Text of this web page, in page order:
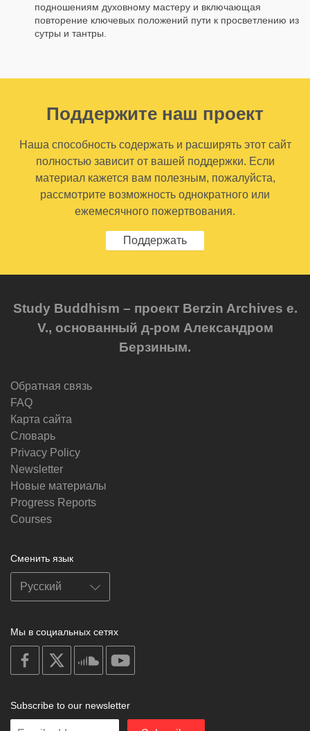
подношениям духовному мастеру и включающая
повторение ключевых положений пути к просветлению из
сутры и тантры.
Поддержите наш проект
Наша способность содержать и расширять этот сайт
полностью зависит от вашей поддержки. Если
материал кажется вам полезным, пожалуйста,
рассмотрите возможность однократного или
ежемесячного пожертвования.
Поддержать
Study Buddhism – проект Berzin Archives e.
V., основанный д-ром Александром
Берзиным.
Обратная связь
FAQ
Карта сайта
Словарь
Privacy Policy
Newsletter
Новые материалы
Progress Reports
Courses
Сменить язык
Мы в социальных сетях
on
facebook
soundcloud
Subscribe to our newsletter
Enter